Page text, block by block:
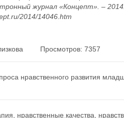
журнал «Концепт». – 2014.
2014/14046.htm
Просмотров: 7357
нравственного развития
нравственные качества